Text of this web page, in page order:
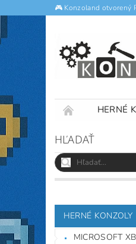
🎮 Konzoland otvorený
HERNÉ
NOTEBOOKY
HĽADAŤ
HERNÉ KONZOLY
MICROSOFT